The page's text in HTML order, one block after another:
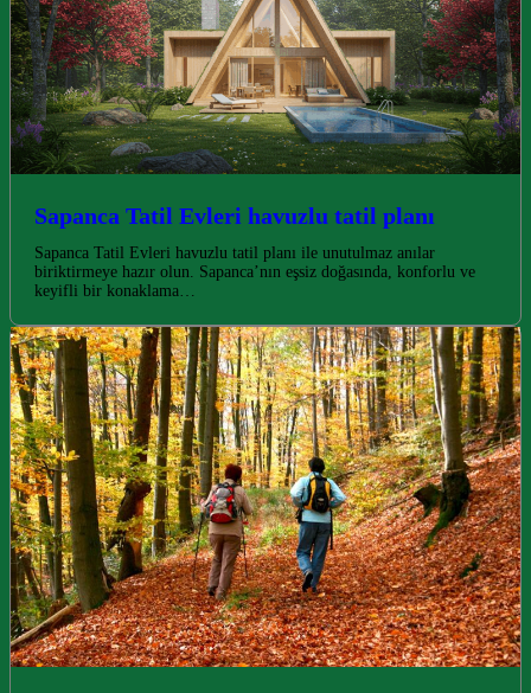
Sapanca Tatil Evleri havuzlu tatil planı
Sapanca Tatil Evleri havuzlu tatil planı ile unutulmaz anılar
biriktirmeye hazır olun. Sapanca’nın eşsiz doğasında, konforlu ve
keyifli bir konaklama…